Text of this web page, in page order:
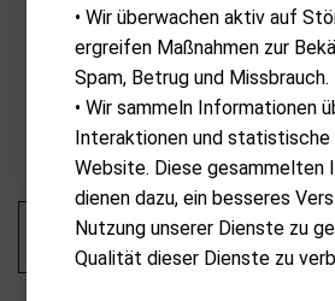
• Wir überwachen aktiv auf
ergreifen Maßnahmen zur
Spam, Betrug und Missbrauch.
• Wir sammeln Informationen
Interaktionen und statistische
Website. Diese gesammelten
dienen dazu, ein besseres
Nutzung unserer Dienste zu
Qualität dieser Dienste zu